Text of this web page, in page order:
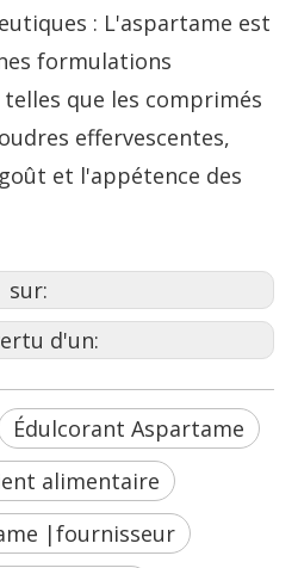
: L'aspartame est
formulations
que les comprimés
effervescentes,
et l'appétence des
sur:
d'un:
Édulcorant Aspartame
alimentaire
|fournisseur